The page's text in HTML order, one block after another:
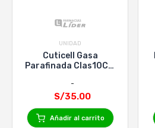
UNIDAD
Cuticell Gasa
Parafinada Clas10Cm
S/35.00
Añadir al carrito